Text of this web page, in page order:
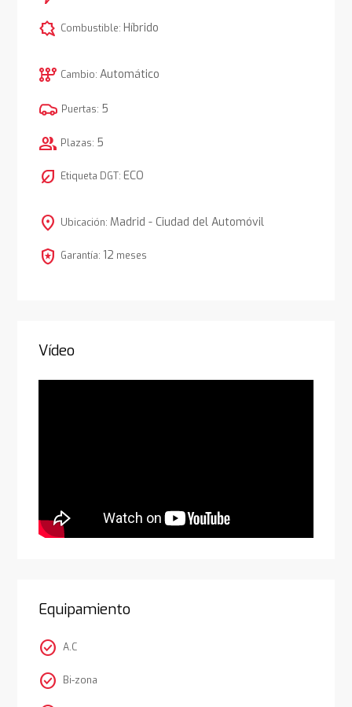
comic_bubble Combustible: Híbrido
auto_transmission Cambio: Automático
Puertas: 5
group Plazas: 5
nest_eco_leaf Etiqueta DGT: ECO
location_on Ubicación: Madrid - Ciudad del Automóvil
local_police Garantía: 12 meses
Vídeo
Equipamiento
check_circle A.C
check_circle Bi-zona